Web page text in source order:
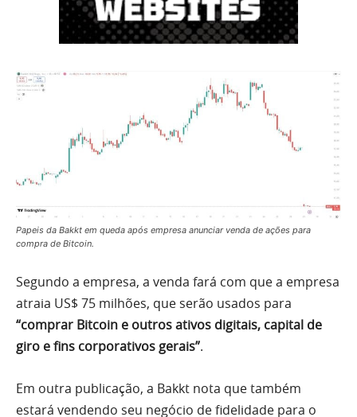
Papeis da Bakkt em queda após empresa anunciar venda de ações para
compra de Bitcoin.
Segundo a empresa, a venda fará com que a empresa
atraia US$ 75 milhões, que serão usados para
“comprar Bitcoin e outros ativos digitais, capital de
giro e fins corporativos gerais”.
Em outra publicação, a Bakkt nota que também
estará vendendo seu negócio de fidelidade para o